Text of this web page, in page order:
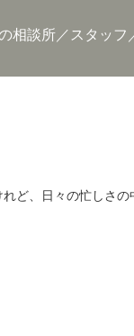
相談所 スタッフ
ど、日々の忙しさの